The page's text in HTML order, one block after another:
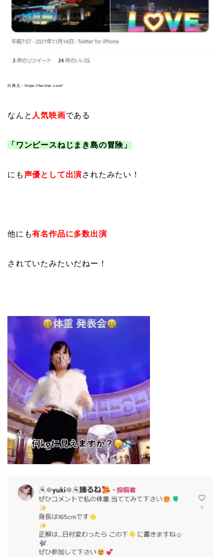
出典元：https://twitter.com/
なんと 人気映画である
「ワンピースねじまき島の冒険」
にも声優として出演されたみたい！
他にも有名作品に多数出演
されていたみたいだねー！